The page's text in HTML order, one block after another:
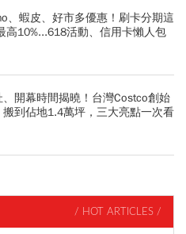
、蝦皮、好市多優惠！刷卡分期這
高10%...618活動、信用卡懶人包
開幕時間揭曉！台灣Costco創始
到佔地1.4萬坪，三大亮點一次看
/ HOT ARTICLES /